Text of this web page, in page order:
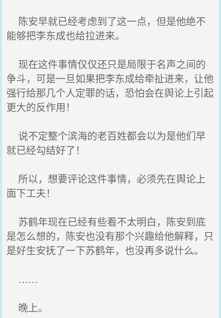
陈安早就已经考虑到了这一点，但是他绝不
能够把李东成也给拉进来。
现在这件事情仅仅还只是局限于名声之间的
争斗，可是一旦如果把李东成给牵扯进来，让他
强行给那几个人定罪的话，恐怕会在舆论上引起
更大的反作用！
说不定整个滨海的老百姓都会以为是他们早
就已经勾结好了！
所以，想要评论这件事情，必须先在舆论上
面下工夫！
苏鹤年现在已经有些看不太明白，陈安到底
是怎么想的，陈安也没有那个兴趣给他解释，只
是好生安抚了一下苏鹤年，也没再多说什么。
……
晚上。